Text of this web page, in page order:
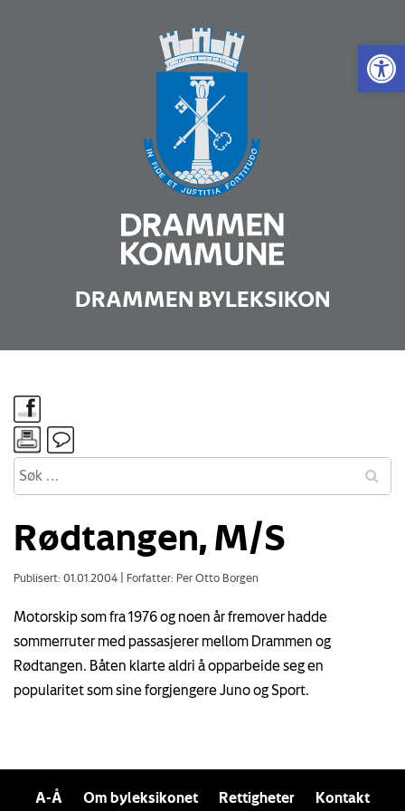
Vis
DRAMMEN BYLEKSIKON
Rødtangen, M/S
Publisert: 01.01.2004 Forfatter: Per Otto Borgen
Motorskip som fra 1976 og noen år fremover hadde
sommerruter med passasjerer mellom Drammen og
Rødtangen. Båten klarte aldri å opparbeide seg en
popularitet som sine forgjengere Juno og Sport.
A-Å Om byleksikonet Rettigheter Kontakt